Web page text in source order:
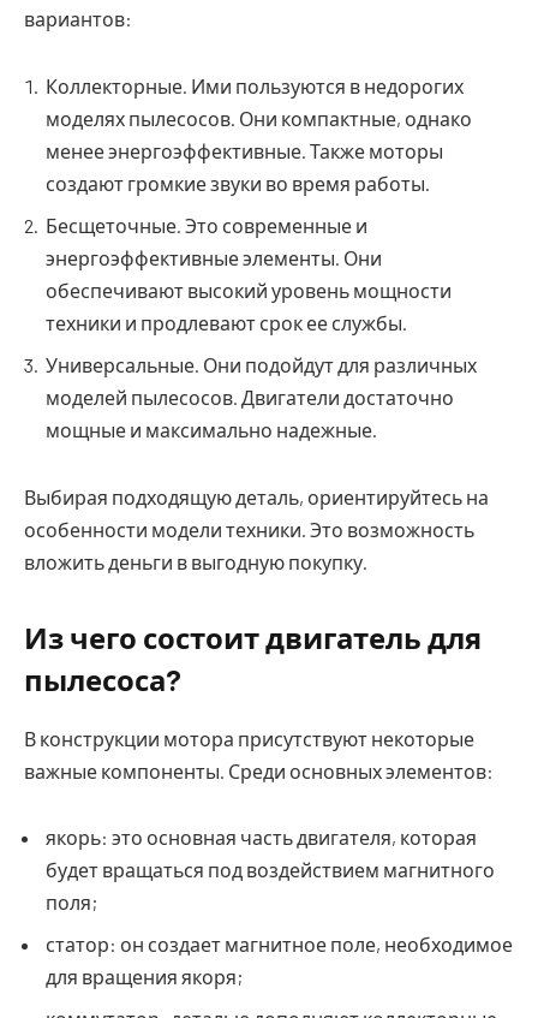
вариантов:
Коллекторные. Ими пользуются в недорогих
моделях пылесосов. Они компактные, однако
менее энергоэффективные. Также моторы
создают громкие звуки во время работы.
Бесщеточные. Это современные и
энергоэффективные элементы. Они
обеспечивают высокий уровень мощности
техники и продлевают срок ее службы.
Универсальные. Они подойдут для различных
моделей пылесосов. Двигатели достаточно
мощные и максимально надежные.
Выбирая подходящую деталь, ориентируйтесь на
особенности модели техники. Это возможность
вложить деньги в выгодную покупку.
Из чего состоит двигатель для
пылесоса?
В конструкции мотора присутствуют некоторые
важные компоненты. Среди основных элементов:
якорь: это основная часть двигателя, которая
будет вращаться под воздействием магнитного
поля;
статор: он создает магнитное поле, необходимое
для вращения якоря;